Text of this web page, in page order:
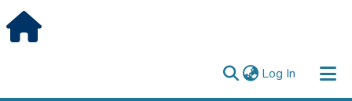
Log In (current)